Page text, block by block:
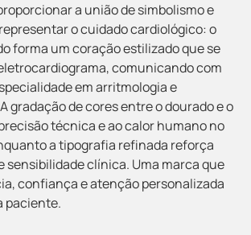
a união de simbolismo e
o cuidado cardiológico: o
forma um coração estilizado que se
comunicando com
em arritmologia e
gradação de cores entre o dourado e o
técnica e ao calor humano no
a tipografia refinada reforça
sensibilidade clínica. Uma marca que
confiança e atenção personalizada
paciente.